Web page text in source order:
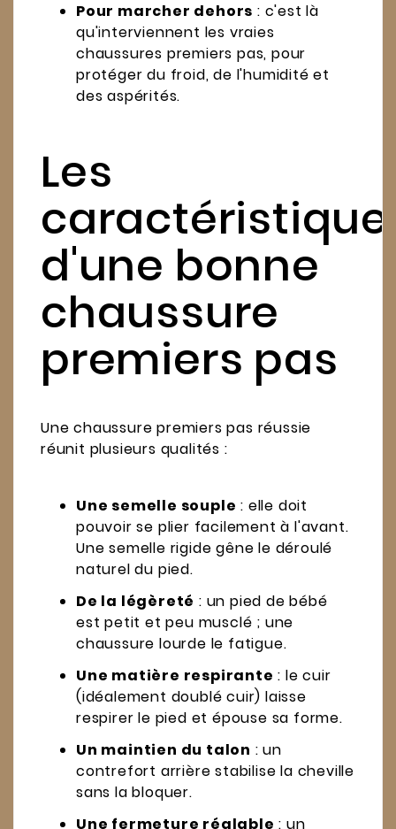
Pour marcher dehors : c'est là
qu'interviennent les vraies
chaussures premiers pas, pour
protéger du froid, de l'humidité et
des aspérités.
Les
d'une bonne
chaussure
premiers pas
Une chaussure premiers pas réussie
réunit plusieurs qualités :
Une semelle souple : elle doit
pouvoir se plier facilement à l'avant.
Une semelle rigide gêne le déroulé
naturel du pied.
De la légèreté : un pied de bébé
est petit et peu musclé ; une
chaussure lourde le fatigue.
Une matière respirante : le cuir
(idéalement doublé cuir) laisse
respirer le pied et épouse sa forme.
Un maintien du talon : un
contrefort arrière stabilise la cheville
sans la bloquer.
Une fermeture réglable : un